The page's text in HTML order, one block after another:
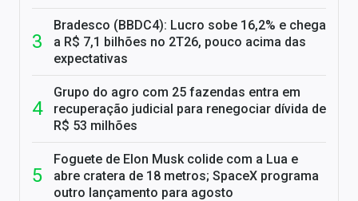
Bradesco (BBDC4): Lucro sobe 16,2% e chega
a R$ 7,1 bilhões no 2T26, pouco acima das
expectativas
Grupo do agro com 25 fazendas entra em
recuperação judicial para renegociar dívida de
R$ 53 milhões
Foguete de Elon Musk colide com a Lua e
abre cratera de 18 metros; SpaceX programa
outro lançamento para agosto